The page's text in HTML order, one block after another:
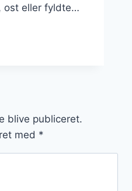
ost eller fyldte…
blive publiceret.
med *